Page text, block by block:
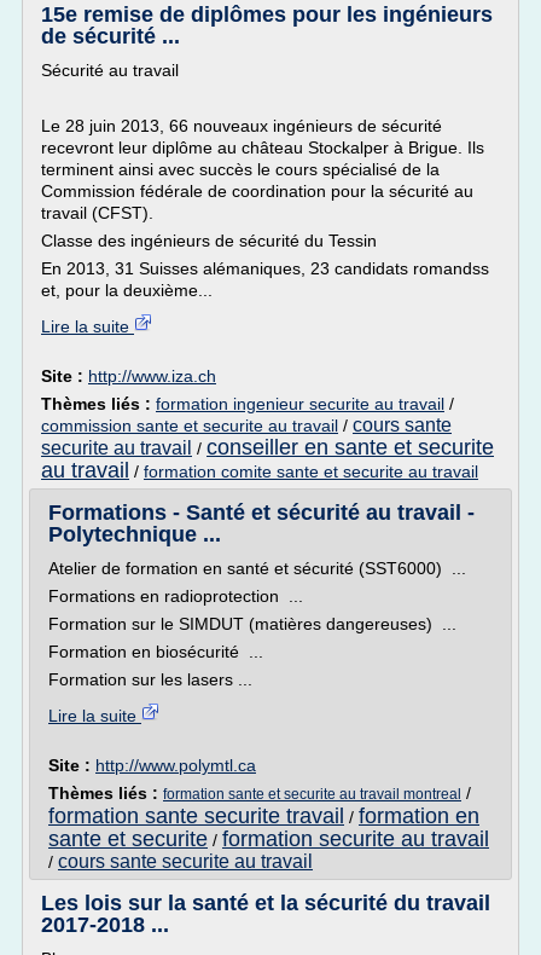
15e remise de diplômes pour les ingénieurs
de sécurité ...
Sécurité au travail
Le 28 juin 2013, 66 nouveaux ingénieurs de sécurité
recevront leur diplôme au château Stockalper à Brigue. Ils
terminent ainsi avec succès le cours spécialisé de la
Commission fédérale de coordination pour la sécurité au
travail (CFST).
Classe des ingénieurs de sécurité du Tessin
En 2013, 31 Suisses alémaniques, 23 candidats romandss
et, pour la deuxième...
Lire la suite
Site : http://www.iza.ch
Thèmes liés : formation ingenieur securite au travail /
commission sante et securite au travail / cours sante
securite au travail / conseiller en sante et securite
au travail / formation comite sante et securite au travail
Formations - Santé et sécurité au travail -
Polytechnique ...
Atelier de formation en santé et sécurité (SST6000) ...
Formations en radioprotection ...
Formation sur le SIMDUT (matières dangereuses) ...
Formation en biosécurité ...
Formation sur les lasers ...
Lire la suite
Site : http://www.polymtl.ca
Thèmes liés : formation sante et securite au travail montreal /
formation sante securite travail / formation en
sante et securite / formation securite au travail
/ cours sante securite au travail
Les lois sur la santé et la sécurité du travail
2017-2018 ...